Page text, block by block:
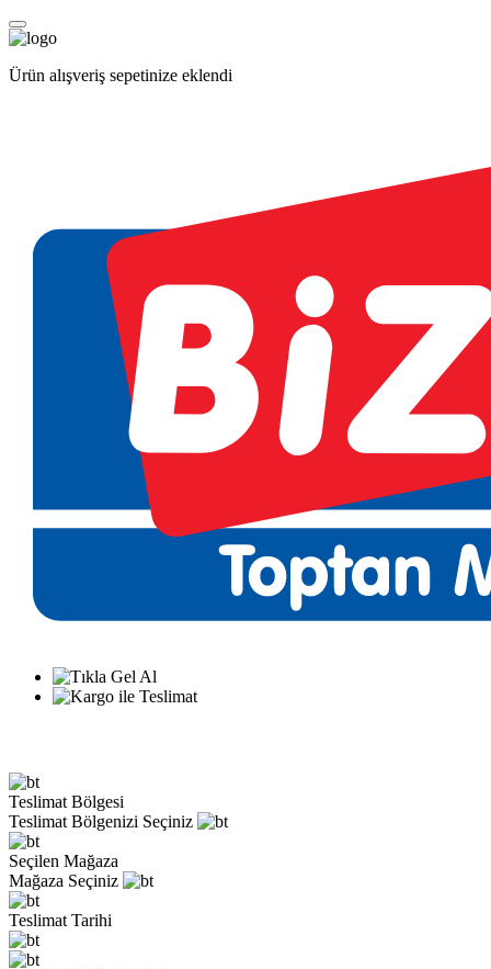
Ürün alışveriş sepetinize eklendi
Teslimat Bölgesi
Teslimat Bölgenizi Seçiniz
Seçilen Mağaza
Mağaza Seçiniz
Teslimat Tarihi